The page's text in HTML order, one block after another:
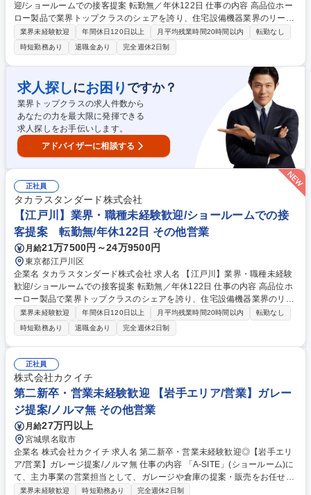
迎/ショールームでの接客提案 転勤無／年休122日 仕事の内容 高品位ホー
ロー製品で業界トップクラスのシェアを誇り、住宅設備機器業界のリーデ
ィングカンパニーである当社にて、住宅設備機器のショールームへ来場さ
れたお客様の対応・販売促進などをお任せいたします。 ■カタログ、タブ
レット端末などを利用しての商品のご案内■お客様のご要望のヒアリン
グ、製品のご紹介およびご提案、見積作成など■タブレットPCを使用した
商品及び事例紹介■イメージ図作成、ワードやエクセルを使った簡単な事
務作業■電話対応、カタログの整理や補充、展示のプラン作成 など ※一般
のお客様のアテンド業務中心になり、平日3～4組、土日祝：4～6組をご
対応します（ノルマはありません） 募集職種 【大田】業界・職種未経験
歓迎/ショールームでの接客提案 転勤無／年休122日
業界未経験歓迎 年間休日120日以上 月平均残業時間20時間以内
転勤なし
時短勤務あり
退職金あり 完全週休2日制
求人探しにお困り ですか？
業界トップクラスの求人件数から
あなたの力を最大限に発揮できる
求人探しをお手伝いします。
アドバイザーに相談する
正社員
タカラスタンダード株式会社
【江戸川】業界・職種未経験歓迎/ショールームでの接
客提案 転勤無/年休122日 その他営業
月給21万7500円～24万9500円
東京都江戸川区
企業名 タカラスタンダード株式会社 求人名 【江戸川】業界・職種未経験
歓迎/ショールームでの接客提案 転勤無／年休122日 仕事の内容 高品位ホ
ーロー製品で業界トップクラスのシェアを誇り、住宅設備機器業界のリー
ディングカンパニーである当社にて、住宅設備機器のショールームへ来場
されたお客様の対応・販売促進などをお任せいたします。 ■カタログ、タ
ブレット端末などを利用しての商品のご案内■お客様のご要望のヒアリン
グ、製品のご紹介およびご提案、見積作成など■タブレットPCを使用した
商品及び事例紹介■イメージ図作成、ワードやエクセルを使った簡単な事
務作業■電話対応、カタログの整理や補充、展示のプラン作成 など ※一般
のお客様のアテンド業務中心になり、平日3～4組、土日祝：4～6組をご
対応します（ノルマはありません） 募集職種 【江戸川】業界・職種未経
験歓迎/ショールームでの接客提案 転勤無／年休122日
業界未経験歓迎 年間休日120日以上 月平均残業時間20時間以内
転勤なし
時短勤務あり
退職金あり 完全週休2日制
正社員
株式会社カクイチ
第二新卒・営業未経験歓迎 【岩手エリア/営業】ガレー
ジ提案/ノルマ無 その他営業
月給27万円以上
宮城県名取市
企業名 株式会社カクイチ 求人名 第二新卒・営業未経験歓迎◎【岩手エリ
ア/営業】ガレージ提案/ノルマ無 仕事の内容 「A-SITE」(ショールーム)に
て、主力事業の営業担当として、ガレージや倉庫の提案・販売をお任せ。
全国のJAや農機具販売店等からのご紹介が中心のため、新規の飛び込み営
業界未経験歓迎 時短勤務あり 完全週休2日制